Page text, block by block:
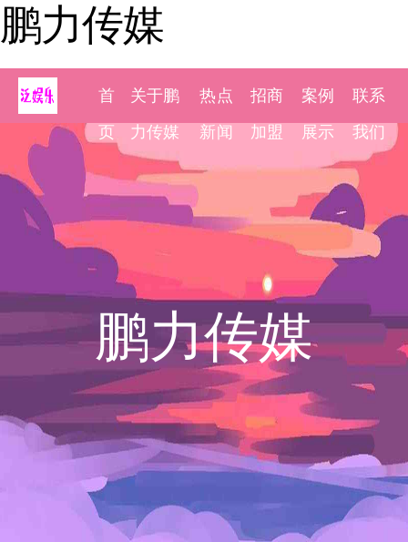
鹏力传媒
首
页
关于鹏
力传媒
热点
新闻
招商
加盟
案例
展示
联系
我们
鹏力传媒